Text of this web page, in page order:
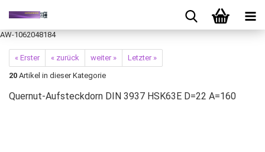
AW-1062048184
« Erster « zurück weiter »
Letzter »
20 Artikel in dieser Kategorie
Quernut-Aufsteckdorn DIN 3937 HSK63E D=22 A=160